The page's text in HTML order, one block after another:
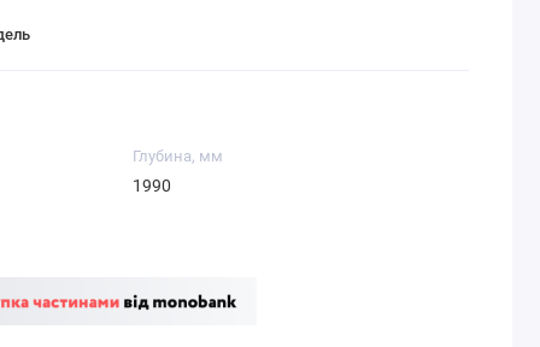
Глубина, мм
1990